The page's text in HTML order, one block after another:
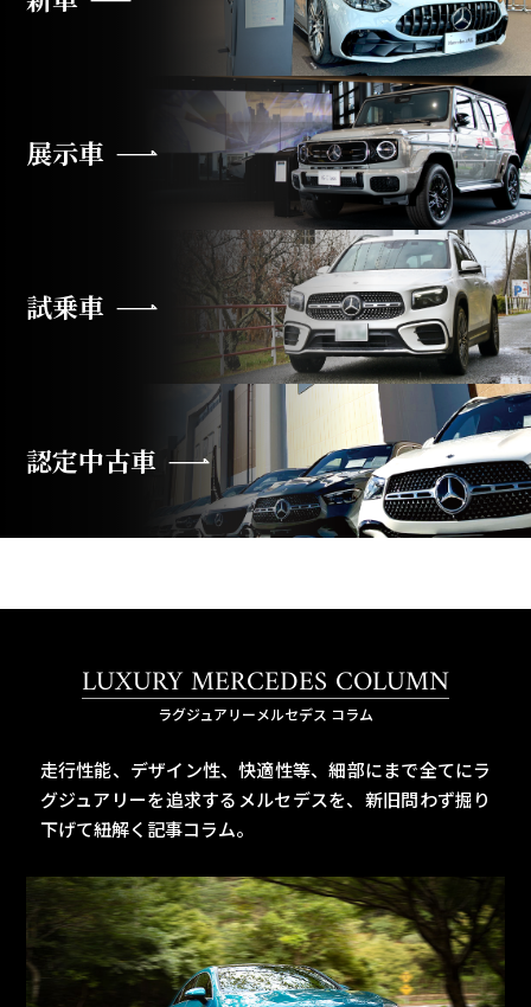
展示車
試乗車
認定中古車
LUXURY MERCEDES COLUMN
ラグジュアリーメルセデス コラム
走行性能、デザイン性、快適性等、細部にまで全てにラ
グジュアリーを追求するメルセデスを、 新旧問わず掘り
下げて紐解く記事コラム。